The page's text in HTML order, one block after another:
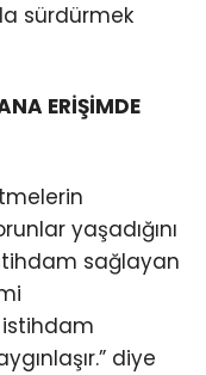
sürdürmek
ERİŞİMDE
yaşadığını
sağlayan
istihdam
diye